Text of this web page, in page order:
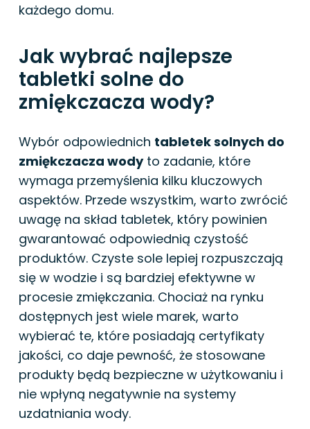
każdego domu.
Jak wybrać najlepsze
tabletki solne do
zmiękczacza wody?
Wybór odpowiednich tabletek solnych do
zmiękczacza wodyto zadanie, które
wymaga przemyślenia kilku kluczowych
aspektów. Przede wszystkim, warto zwrócić
uwagę na skład tabletek, który powinien
gwarantować odpowiednią czystość
produktów. Czyste sole lepiej rozpuszczają
się w wodzie i są bardziej efektywne w
procesie zmiękczania. Chociaż na rynku
dostępnych jest wiele marek, warto
wybierać te, które posiadają certyfikaty
jakości, co daje pewność, że stosowane
produkty będą bezpieczne w użytkowaniu i
nie wpłyną negatywnie na systemy
uzdatniania wody.